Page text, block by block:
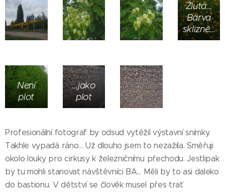
Žlutá...
Barva
sklizně...
Není
plot
...jako
plot
Profesionální fotograf by odsud vytěžil výstavní snímky.
Takhle vypadá ráno... Už dlouho jsem to nezažila. Směřuji
okolo louky pro cirkusy k železničnímu přechodu. Jestlipak
by tu mohli stanovat návštěvníci BA... Měli by to asi daleko
do bastionu. V dětství se člověk musel přes trať